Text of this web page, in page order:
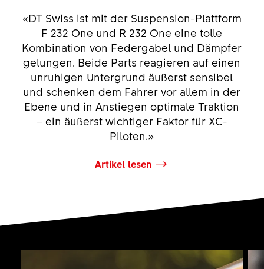
«DT Swiss ist mit der Suspension-Plattform
F 232 One und R 232 One eine tolle
Kombination von Federgabel und Dämpfer
gelungen. Beide Parts reagieren auf einen
unruhigen Untergrund äußerst sensibel
und schenken dem Fahrer vor allem in der
Ebene und in Anstiegen optimale Traktion
– ein äußerst wichtiger Faktor für XC-
Piloten.»
Artikel lesen